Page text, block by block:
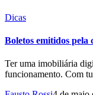
Dicas
Boletos emitidos pela
Ter uma imobiliária
funcionamento. Com